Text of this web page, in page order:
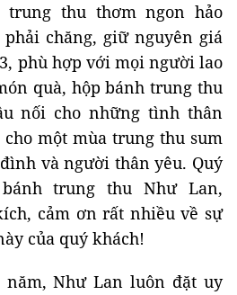
trung thu thơm ngon hảo
chăng, giữ nguyên giá
phù hợp với mọi người lao
quà, hộp bánh trung thu
nối cho những tình thân
một mùa trung thu sum
và người thân yêu. Quý
trung thu Như Lan,
cảm ơn rất nhiều về sự
của quý khách!
Như Lan luôn đặt uy